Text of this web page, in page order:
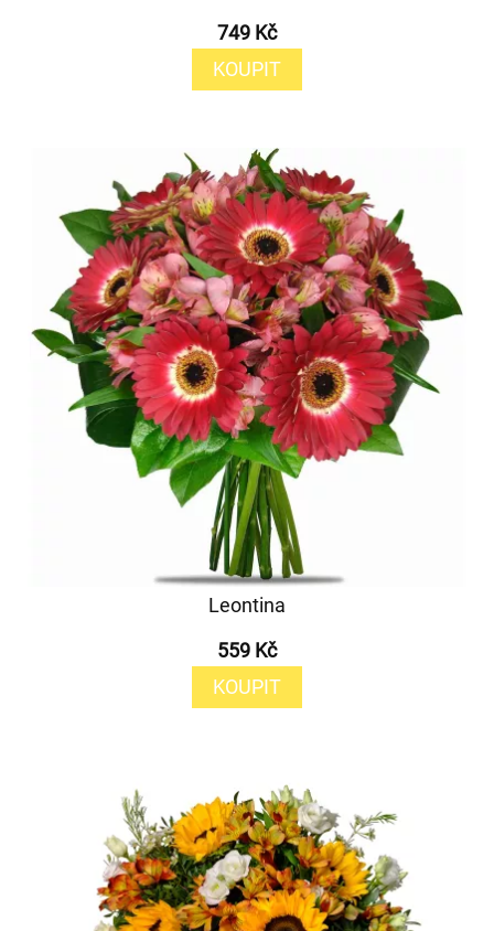
749 Kč
KOUPIT
Leontina
559 Kč
KOUPIT